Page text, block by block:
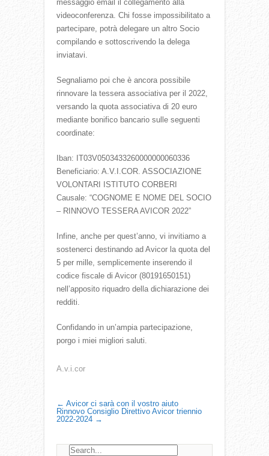
messaggio email il collegamento alla
videoconferenza. Chi fosse impossibilitato a
partecipare, potrà delegare un altro Socio
compilando e sottoscrivendo la delega
inviatavi.
Segnaliamo poi che è ancora possibile
rinnovare la tessera associativa per il 2022,
versando la quota associativa di 20 euro
mediante bonifico bancario sulle seguenti
coordinate:
Iban: IT03V0503433260000000060336
Beneficiario: A.V.I.COR. ASSOCIAZIONE
VOLONTARI ISTITUTO CORBERI
Causale: “COGNOME E NOME DEL SOCIO
– RINNOVO TESSERA AVICOR 2022”
Infine, anche per quest’anno, vi invitiamo a
sostenerci destinando ad Avicor la quota del
5 per mille, semplicemente inserendo il
codice fiscale di Avicor (80191650151)
nell’apposito riquadro della dichiarazione dei
redditi.
Confidando in un’ampia partecipazione,
porgo i miei migliori saluti.
A.v.i.cor
P
O
S
← Avicor ci sarà con il vostro aiuto
Rinnovo Consiglio Direttivo Avicor triennio
2022-2024 →